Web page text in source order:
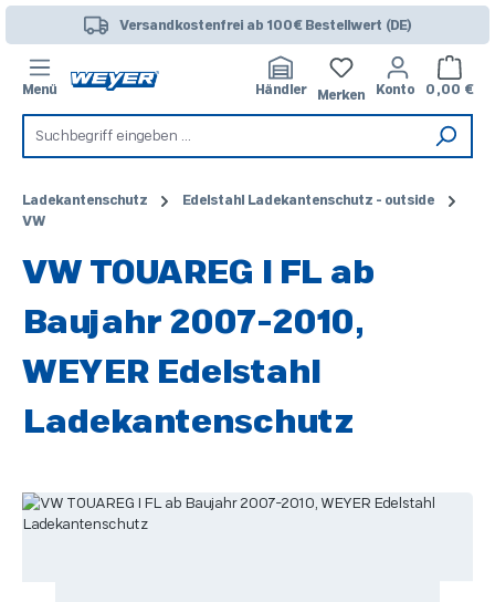
Zum Hauptinhalt springenVersandkostenfrei ab 100€ Bestellwert (DE)
Menü Händler Merken Konto 0,00 €
Ladekantenschutz
Edelstahl Ladekantenschutz - outside
VW
VW TOUAREG I FL ab
Baujahr 2007-2010,
WEYER Edelstahl
Ladekantenschutz
Bildergalerie überspringen